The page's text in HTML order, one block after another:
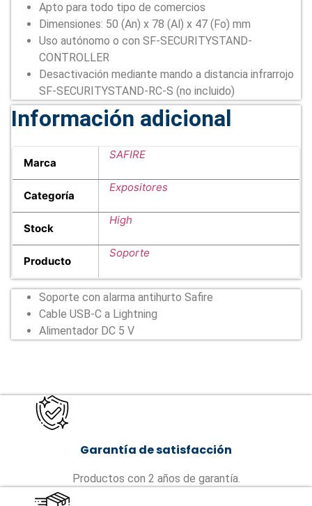
Apto para todo tipo de comercios
Dimensiones: 50 (An) x 78 (Al) x 47 (Fo) mm
Uso autónomo o con SF-SECURITYSTAND-
CONTROLLER
Desactivación mediante mando a distancia infrarrojo
SF-SECURITYSTAND-RC-S (no incluido)
Información adicional
Marca
SAFIRE
Categoría
Expositores
Stock
High
Producto
Soporte
Soporte con alarma antihurto Safire
Cable USB-C a Lightning
Alimentador DC 5 V
Garantía de satisfacción
Productos con 2 años de garantía.